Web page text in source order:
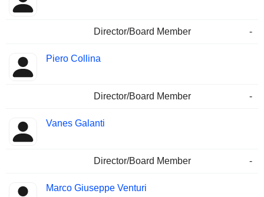
Director/Board Member -
Piero Collina
Director/Board Member -
Vanes Galanti
Director/Board Member -
Marco Giuseppe Venturi